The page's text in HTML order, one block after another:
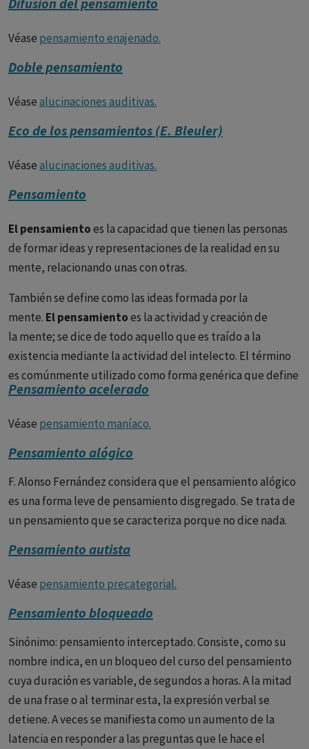
ligeramente doloroso.
Véase pensamiento enajenado.
Doble pensamiento
Véasealucinaciones auditivas.
Eco de los pensamientos (E. Bleuler)
Véasealucinaciones auditivas.
Pensamiento
El pensamientoes la capacidad que tienen las personas
de formar ideas y representaciones de la realidad en su
mente, relacionando unas con otras.
También se define como las ideas formada por la
mente. El pensamientoes la actividad y creación de
la mente; se dice de todo aquello que es traído a la
existencia mediante la actividad del intelecto. El término
es comúnmente utilizado como forma genérica que define
todos los productos que la mente puede generar
intelecto o las abstracciones de la imaginación; todo
aquello que sea de naturaleza mental es considerado
El concepto de pensamiento hace referencia a procesos
mentales, voluntarios o involuntarios, mediante los cuales
el individuo desarrolla sus ideas acerca del entorno, los
demás o él mismo. Es decir, los pensamientos son ideas,
entre sí.
Esto último significa que los pensamientos siempre están
“teñidos” por la emocionalidad, no son ajenos a los
sentimientos y las emociones, viéndose influidos por ellos.
Es una actividad mental que requiere esfuerzo. Y suelen
aparecer cuando la persona se enfrenta a un problema.
Pensamiento acelerado
Véase pensamiento maníaco.
Pensamiento alógico
F. Alonso Fernández considera que el pensamiento alógico
es una forma leve de pensamiento disgregado. Se trata de
un pensamiento que se caracteriza porque no dice nada.
Pensamiento autista
Véase pensamiento precategorial.
Pensamiento bloqueado
Sinónimo: pensamiento interceptado. Consiste, como su
nombre indica, en un bloqueo del curso del pensamiento
cuya duración es variable, de segundos a horas. A la mitad
de una frase o al terminar esta, la expresión verbal se
detiene. A veces se manifiesta como un aumento de la
latencia en responder a las preguntas que le hace el